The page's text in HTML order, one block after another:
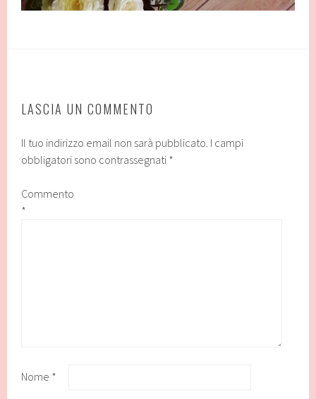
LASCIA UN COMMENTO
Il tuo indirizzo email non sarà pubblicato. I campi
obbligatori sono contrassegnati *
Commento
*
Nome *